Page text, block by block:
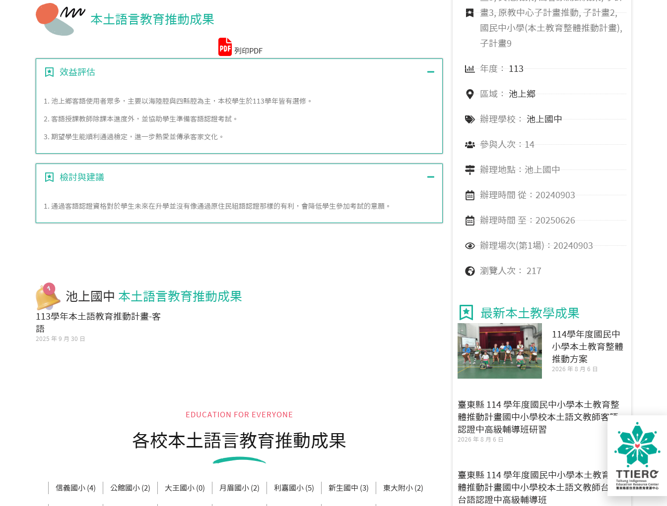
本土語言教育推動成果
列印PDF
效益評估
1. 池上鄉客語使用者眾多，主要以海陸腔與四縣腔為主，本校學生於113學年皆有選修。
2. 客語授課教師除課本進度外，並協助學生準備客語認證考試。
3. 期望學生能順利通過檢定，進一步熱愛並傳承客家文化。
檢討與建議
1. 通過客語認證資格對於學生未來在升學並沒有像通過原住民組語認證那樣的有利，會降低學生參加考試的意願。
池上國中 本土語言教育推動成果
113學年本土語教育推動計畫-客
語
2025 年 9 月 30 日
EDUCATION FOR EVERYONE
各校本土語言教育推動成果
信義國小 (4) 公館國小 (2) 大王國小 (0) 月眉國小 (2) 利嘉國小 (5) 新生國中 (3) 東大附小 (2)
畫3, 原教中心子計畫推動, 子計畫2,
國民中小學(本土教育整體推動計畫),
子計畫9
年度： 113
區域： 池上鄉
辦理學校： 池上國中
參與人次：14
辦理地點：池上國中
辦理時間 從：20240903
辦理時間 至：20250626
辦理場次(第1場)：20240903
瀏覽人次： 217
最新本土教學成果
114學年度國民中
小學本土教育整體
推動方案
2026 年 8 月 6 日
臺東縣 114 學年度國民中小學本土教育整
體推動計畫國中小學校本土語文教師客語
認證中高級輔導班研習
2026 年 8 月 6 日
臺東縣 114 學年度國民中小學本土教育整
體推動計畫國中小學校本土語文教師台灣
台語認證中高級輔導班